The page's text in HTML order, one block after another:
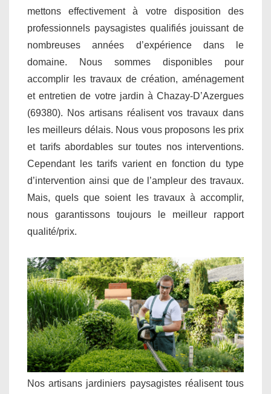
mettons effectivement à votre disposition des
professionnels paysagistes qualifiés jouissant de
nombreuses années d’expérience dans le
domaine. Nous sommes disponibles pour
accomplir les travaux de création, aménagement
et entretien de votre jardin à Chazay-D’Azergues
(69380). Nos artisans réalisent vos travaux dans
les meilleurs délais. Nous vous proposons les prix
et tarifs abordables sur toutes nos interventions.
Cependant les tarifs varient en fonction du type
d’intervention ainsi que de l’ampleur des travaux.
Mais, quels que soient les travaux à accomplir,
nous garantissons toujours le meilleur rapport
qualité/prix.
Nos artisans jardiniers paysagistes réalisent tous